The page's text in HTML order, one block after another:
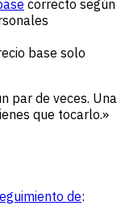
correcto según
base solo
par de veces. Una
que tocarlo.»
de: